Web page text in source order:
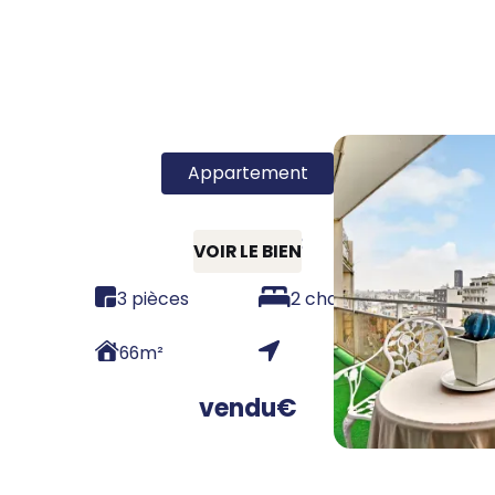
Appartement
75015 - T3
3 pièces 2 chambres
66m²
vendu€
VOIR LE BIEN